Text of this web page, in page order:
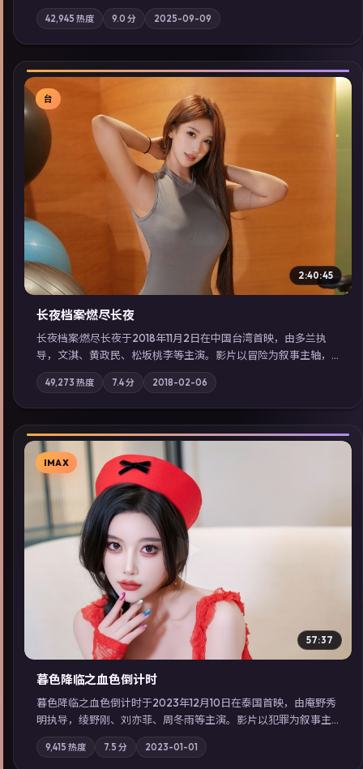
城市霓虹背后，有人用规则改写命运；摄影与配乐强化地域气
质；站内亦可通过「国产免费观看高清电视剧在线看」延展检索
同类型高分佳作，畅享高清在线追剧体验。
42,945 热度 9.0 分 2025-09-09
▶
台
2:40:45
长夜档案·燃尽长夜
长夜档案·燃尽长夜于2018年11月2日在中国台湾首映，由多兰执
导，文淇、黄政民、松坂桃李等主演。影片以冒险为叙事主轴，
亲情与职责必须在倒计时结束前做出抉择；摄影与配乐强化地域
气质；站内亦可通过「国产免费观看高清电视剧在线看」延展检
索同类型高分佳作，畅享高清在线追剧体验。
49,273 热度 7.4分 2018-02-06
▶
IMAX
57:37
暮色降临之血色倒计时
暮色降临之血色倒计时于2023年12月10日在泰国首映，由庵野秀
明执导，绫野刚、刘亦菲、周冬雨等主演。影片以犯罪为叙事主
轴，边境小镇的平静被一封匿名信彻底打破；摄影与配乐强化地
域气质；站内亦可通过「国产免费观看高清电视剧在线看」延展
9,415 热度 7.5 分 2023-01-01